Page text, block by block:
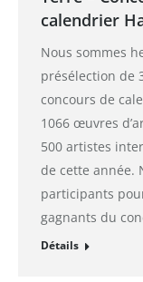
calendrier
Nous sommes
présélection de
concours de
1066 œuvres
500 artistes
de cette année.
participants
gagnants du
Détails